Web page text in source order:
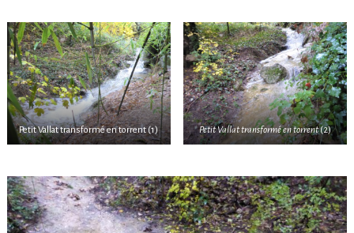
Petit Vallat transformé en torrent (1) Petit Vallat transformé en torrent(2)